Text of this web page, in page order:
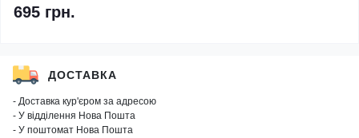
695 грн.
ДОСТАВКА
- Доставка кур'єром за адресою
- У відділення Нова Пошта
- У поштомат Нова Пошта